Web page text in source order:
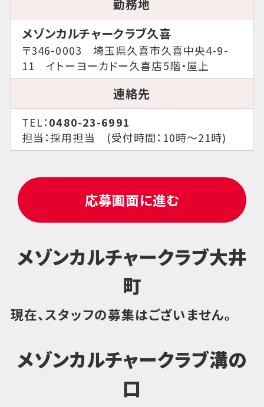
勤務地
メゾンカルチャークラブ久喜
〒346-0003 埼玉県久喜市久喜中央4-9-
11 イトーヨーカドー久喜店5階・屋上
連絡先
TEL：0480-23-6991
担当：採用担当 (受付時間：10時～21時)
応募画面に進む
メゾンカルチャークラブ大井
町
現在、スタッフの募集はございません。
メゾンカルチャークラブ溝の
口